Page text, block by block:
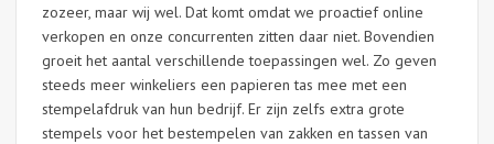
zozeer, maar wij wel. Dat komt omdat we proactief online
verkopen en onze concurrenten zitten daar niet. Bovendien
groeit het aantal verschillende toepassingen wel. Zo geven
steeds meer winkeliers een papieren tas mee met een
stempelafdruk van hun bedrijf. Er zijn zelfs extra grote
stempels voor het bestempelen van zakken en tassen van